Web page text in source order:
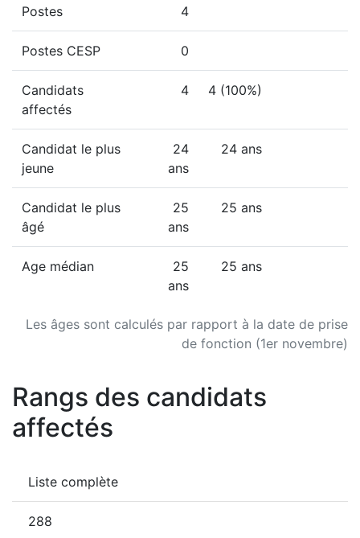
Les âges sont calculés par rapport à la date de prise
de fonction (1er novembre)
Postes 4
Postes CESP 0
Candidats
affectés
4 4 (100%)
Candidat le plus
jeune
24
ans
24 ans
Candidat le plus
âgé
25
ans
25 ans
Age médian
25
ans
25 ans
Rangs des candidats
affectés
Liste complète
288